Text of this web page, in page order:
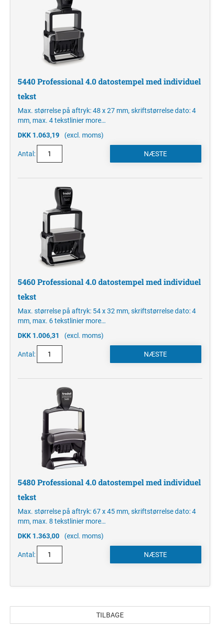
5440 Professional 4.0 datostempel med individuel
tekst
Max. størrelse på aftryk: 48 x 27 mm, skriftstørrelse dato: 4
mm, max. 4 tekstlinier more…
DKK 1.063,19
(excl. moms)
Antal:
5460 Professional 4.0 datostempel med individuel
tekst
Max. størrelse på aftryk: 54 x 32 mm, skriftstørrelse dato: 4
mm, max. 6 tekstlinier more…
DKK 1.006,31
(excl. moms)
Antal:
5480 Professional 4.0 datostempel med individuel
tekst
Max. størrelse på aftryk: 67 x 45 mm, skriftstørrelse dato: 4
mm, max. 8 tekstlinier more…
DKK 1.363,00
(excl. moms)
Antal:
TILBAGE